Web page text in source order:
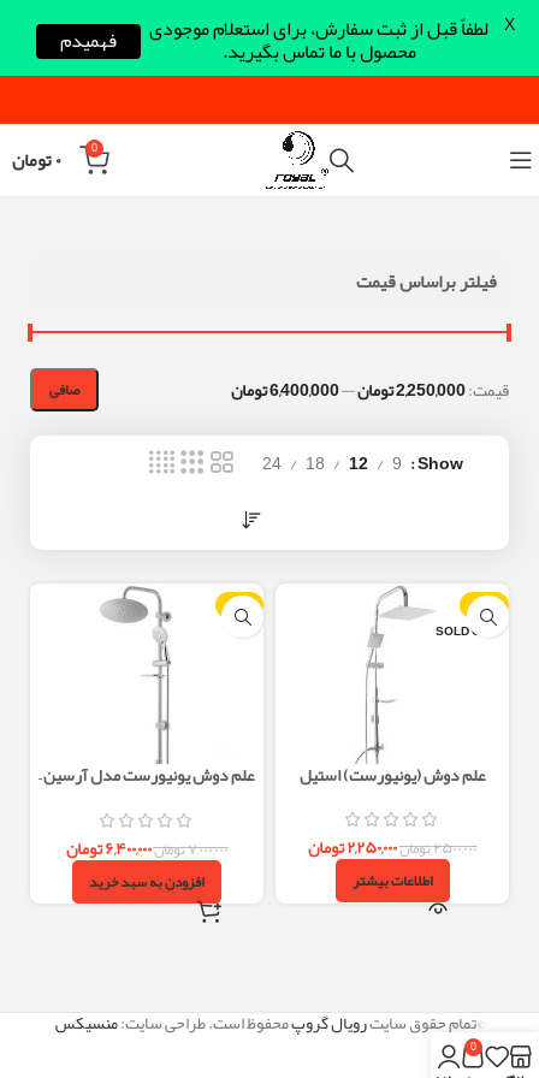
0 ۰تومان
فیلتر براساس قیمت
صافی قيمت:2,250,000 تومان —6,400,000 تومان
Show
9
12
18
24
-10%
SOLD OUT
علم دوش (یونیورست) استیل
۲,۵۰۰,۰۰۰تومان۲,۲۵۰,۰۰۰تومان
اطلاعات بیشتر
-9%
علم دوش یونیورست مدل آرسین –
۷,۰۰۰,۰۰۰تومان۶,۴۰۰,۰۰۰تومان
افزودن به سبد خرید
©تمام حقوق سایترویال گروپمحفوظ است. طراحی سایت:منسیکس
لطفاً قبل از ثبت سفارش، برای استعلام موجودی
محصول با ما تماس بگیرید. فهمیدم X
0